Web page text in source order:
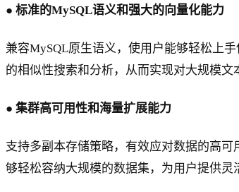
● 标准的MySQL语义和强大的向量化能力
兼容MySQL原生语义，使用户能够轻松上
的相似性搜索和分析，从而实现对大规模文
● 集群高可用性和海量扩展能力
支持多副本存储策略，有效应对数据的高
够轻松容纳大规模的数据集，为用户提供灵